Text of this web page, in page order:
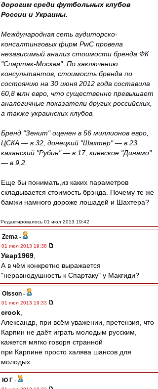
дорогим среди футбольных клубов
России и Украины.
Международная сеть аудиторско-
консалтинговых фирм PwC провела
независимый анализ стоимости бренда ФК
"Спартак-Москва". По заключению
консультантов, стоимость бренда по
состоянию на 30 июня 2012 года составила
60,8 млн евро, что существенно превышает
аналогичные показатели других российских,
а также украинских клубов.
Бренд "Зенит" оценен в 56 миллионов евро,
ЦСКА — в 32, донецкий "Шахтер" — в 23,
казанский "Рубин" — в 17, киевское "Динамо"
— в 9,2.
Еще бы понимать,из каких параметров
складывается стоимость брэнда. Почему те же
бамжи намного дороже лошадей и Шахтера?
Редактировалось 01 июл 2013 19:42
Zema -
01 июл 2013 19:38
Увар1969
А в чём конкретно выражается
"неравнодушность к Спартаку" у Макгиди?
Olsson -
01 июл 2013 19:33
crook
Александр, при всём уважении, претензия, что
Карпин не даёт играть молодым русским,
кажется мягко говоря странной
при Карпине просто халява шансов для
молодых
Ю Г -